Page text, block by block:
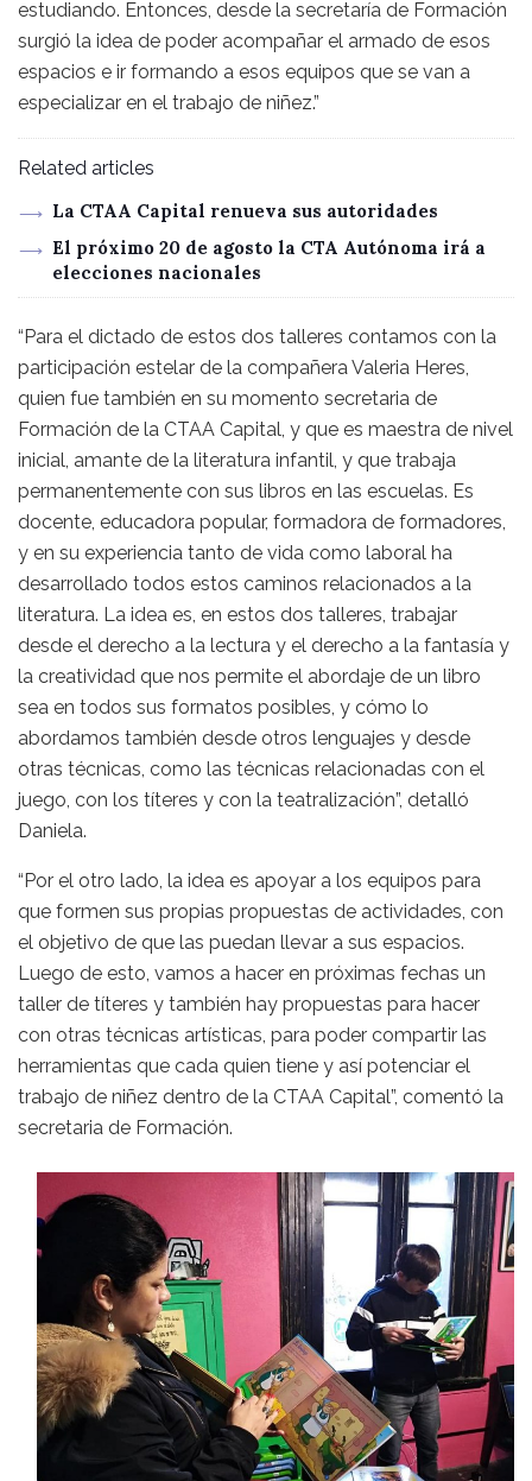
estudiando. Entonces, desde la secretaría de Formación
surgió la idea de poder acompañar el armado de esos
espacios e ir formando a esos equipos que se van a
especializar en el trabajo de niñez.”
Related articles
La CTAA Capital renueva sus autoridades
El próximo 20 de agosto la CTA Autónoma irá a
elecciones nacionales
“Para el dictado de estos dos talleres contamos con la
participación estelar de la compañera Valeria Heres,
quien fue también en su momento secretaria de
Formación de la CTAA Capital, y que es maestra de nivel
inicial, amante de la literatura infantil, y que trabaja
permanentemente con sus libros en las escuelas. Es
docente, educadora popular, formadora de formadores,
y en su experiencia tanto de vida como laboral ha
desarrollado todos estos caminos relacionados a la
literatura. La idea es, en estos dos talleres, trabajar
desde el derecho a la lectura y el derecho a la fantasía y
la creatividad que nos permite el abordaje de un libro
sea en todos sus formatos posibles, y cómo lo
abordamos también desde otros lenguajes y desde
otras técnicas, como las técnicas relacionadas con el
juego, con los títeres y con la teatralización”, detalló
Daniela.
“Por el otro lado, la idea es apoyar a los equipos para
que formen sus propias propuestas de actividades, con
el objetivo de que las puedan llevar a sus espacios.
Luego de esto, vamos a hacer en próximas fechas un
taller de títeres y también hay propuestas para hacer
con otras técnicas artísticas, para poder compartir las
herramientas que cada quien tiene y así potenciar el
trabajo de niñez dentro de la CTAA Capital”, comentó la
secretaria de Formación.